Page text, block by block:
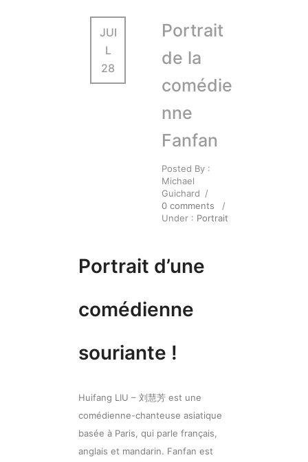
JUI
L
28
Portrait
de la
comédie
nne
Fanfan
Posted By :
Michael
Guichard /
0 comments
/
Under : Portrait
Portrait d’une
comédienne
souriante !
Huifang LIU – 刘慧芳 est une
comédienne-chanteuse asiatique
basée à Paris, qui parle français,
anglais et mandarin. Fanfan est